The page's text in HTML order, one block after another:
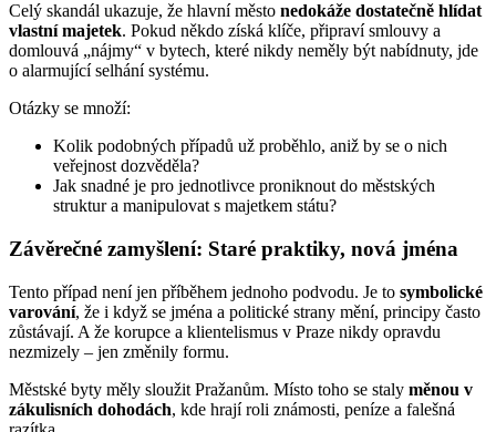
Celý skandál ukazuje, že hlavní město nedokáže dostatečně hlídat
vlastní majetek. Pokud někdo získá klíče, připraví smlouvy a
domlouvá „nájmy“ v bytech, které nikdy neměly být nabídnuty, jde
o alarmující selhání systému.
Otázky se množí:
Kolik podobných případů už proběhlo, aniž by se o nich
veřejnost dozvěděla?
Jak snadné je pro jednotlivce proniknout do městských
struktur a manipulovat s majetkem státu?
Závěrečné zamyšlení: Staré praktiky, nová jména
Tento případ není jen příběhem jednoho podvodu. Je to symbolické
varování, že i když se jména a politické strany mění, principy často
zůstávají. A že korupce a klientelismus v Praze nikdy opravdu
nezmizely – jen změnily formu.
Městské byty měly sloužit Pražanům. Místo toho se staly měnou v
zákulisních dohodách, kde hrají roli známosti, peníze a falešná